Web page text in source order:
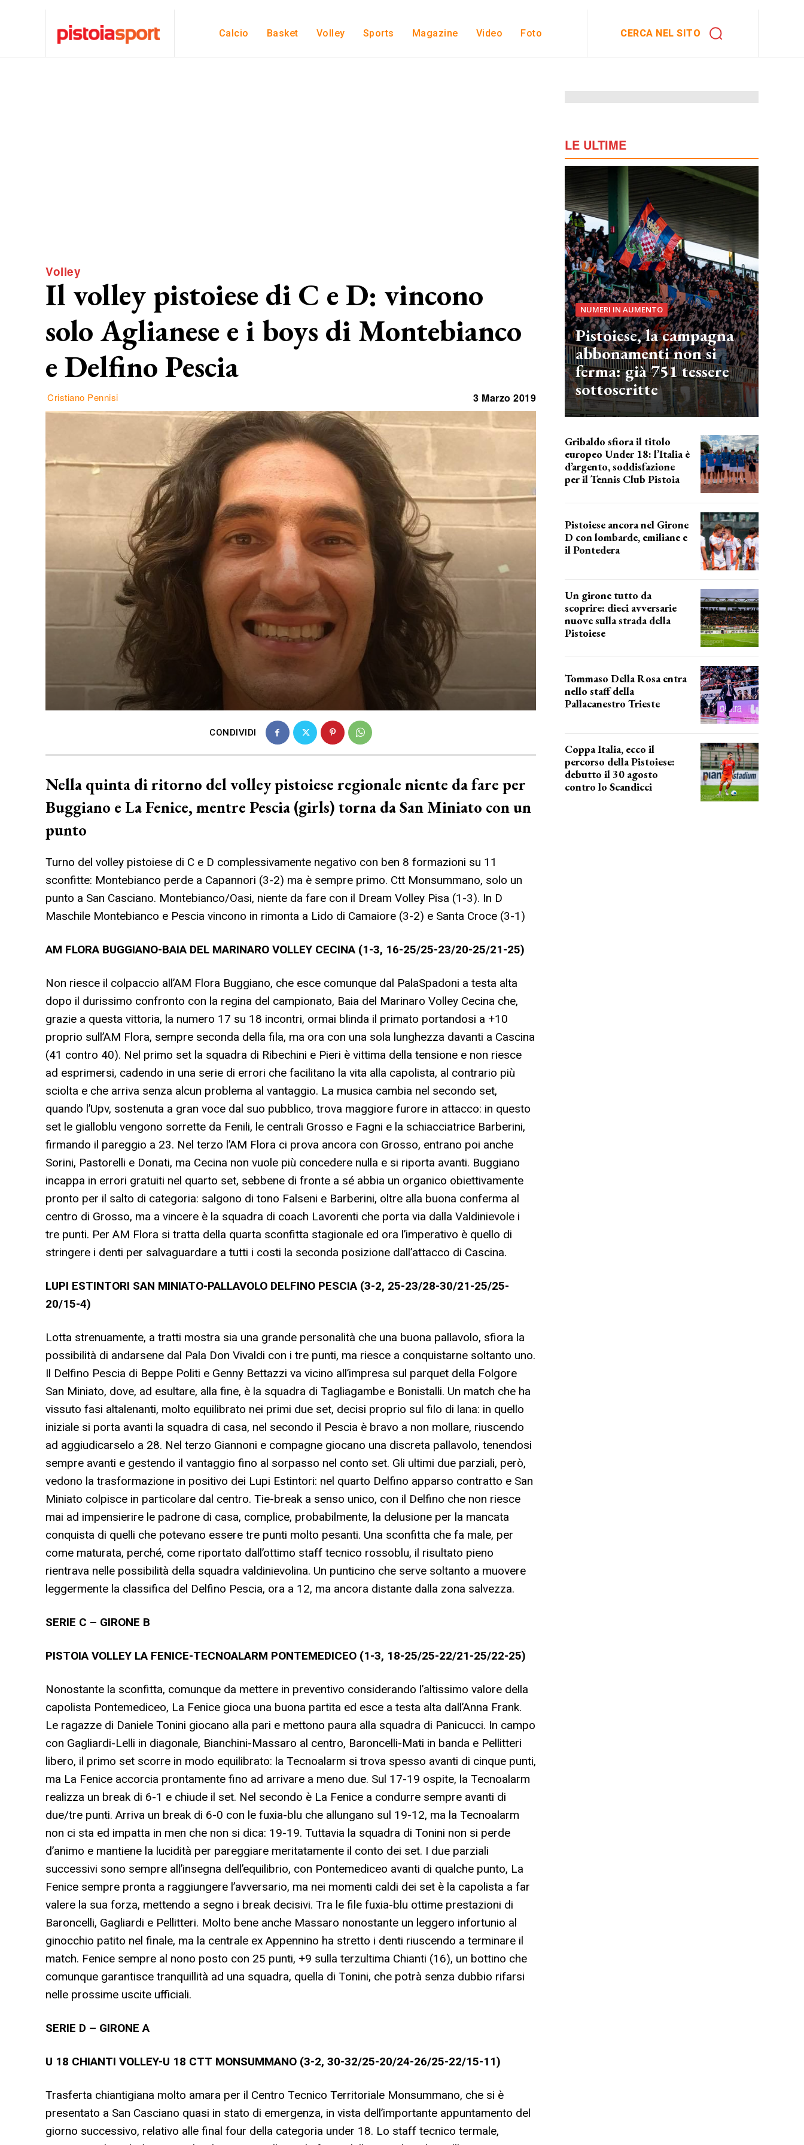
Calcio Basket Volley Sports Magazine Video Foto CERCA NEL SITO
Volley
Il volley pistoiese di C e D: vincono
solo Aglianese e i boys di Montebianco
e Delfino Pescia
Cristiano Pennisi 3 Marzo 2019
CONDIVIDI
Nella quinta di ritorno del volley pistoiese regionale niente da fare per
Buggiano e La Fenice, mentre Pescia (girls) torna da San Miniato con un
punto
Turno del volley pistoiese di C e D complessivamente negativo con ben 8 formazioni su 11
sconfitte: Montebianco perde a Capannori (3-2) ma è sempre primo. Ctt Monsummano, solo un
punto a San Casciano. Montebianco/Oasi, niente da fare con il Dream Volley Pisa (1-3). In D
Maschile Montebianco e Pescia vincono in rimonta a Lido di Camaiore (3-2) e Santa Croce (3-1)
AM FLORA BUGGIANO-BAIA DEL MARINARO VOLLEY CECINA (1-3, 16-25/25-23/20-25/21-25)
Non riesce il colpaccio all’AM Flora Buggiano, che esce comunque dal PalaSpadoni a testa alta
dopo il durissimo confronto con la regina del campionato, Baia del Marinaro Volley Cecina che,
grazie a questa vittoria, la numero 17 su 18 incontri, ormai blinda il primato portandosi a +10
proprio sull’AM Flora, sempre seconda della fila, ma ora con una sola lunghezza davanti a Cascina
(41 contro 40). Nel primo set la squadra di Ribechini e Pieri è vittima della tensione e non riesce
ad esprimersi, cadendo in una serie di errori che facilitano la vita alla capolista, al contrario più
sciolta e che arriva senza alcun problema al vantaggio. La musica cambia nel secondo set,
quando l’Upv, sostenuta a gran voce dal suo pubblico, trova maggiore furore in attacco: in questo
set le gialloblu vengono sorrette da Fenili, le centrali Grosso e Fagni e la schiacciatrice Barberini,
firmando il pareggio a 23. Nel terzo l’AM Flora ci prova ancora con Grosso, entrano poi anche
Sorini, Pastorelli e Donati, ma Cecina non vuole più concedere nulla e si riporta avanti. Buggiano
incappa in errori gratuiti nel quarto set, sebbene di fronte a sé abbia un organico obiettivamente
pronto per il salto di categoria: salgono di tono Falseni e Barberini, oltre alla buona conferma al
centro di Grosso, ma a vincere è la squadra di coach Lavorenti che porta via dalla Valdinievole i
tre punti. Per AM Flora si tratta della quarta sconfitta stagionale ed ora l’imperativo è quello di
stringere i denti per salvaguardare a tutti i costi la seconda posizione dall’attacco di Cascina.
LUPI ESTINTORI SAN MINIATO-PALLAVOLO DELFINO PESCIA (3-2, 25-23/28-30/21-25/25-
20/15-4)
Lotta strenuamente, a tratti mostra sia una grande personalità che una buona pallavolo, sfiora la
possibilità di andarsene dal Pala Don Vivaldi con i tre punti, ma riesce a conquistarne soltanto uno.
Il Delfino Pescia di Beppe Politi e Genny Bettazzi va vicino all’impresa sul parquet della Folgore
San Miniato, dove, ad esultare, alla fine, è la squadra di Tagliagambe e Bonistalli. Un match che ha
vissuto fasi altalenanti, molto equilibrato nei primi due set, decisi proprio sul filo di lana: in quello
iniziale si porta avanti la squadra di casa, nel secondo il Pescia è bravo a non mollare, riuscendo
ad aggiudicarselo a 28. Nel terzo Giannoni e compagne giocano una discreta pallavolo, tenendosi
sempre avanti e gestendo il vantaggio fino al sorpasso nel conto set. Gli ultimi due parziali, però,
vedono la trasformazione in positivo dei Lupi Estintori: nel quarto Delfino apparso contratto e San
Miniato colpisce in particolare dal centro. Tie-break a senso unico, con il Delfino che non riesce
mai ad impensierire le padrone di casa, complice, probabilmente, la delusione per la mancata
conquista di quelli che potevano essere tre punti molto pesanti. Una sconfitta che fa male, per
come maturata, perché, come riportato dall’ottimo staff tecnico rossoblu, il risultato pieno
rientrava nelle possibilità della squadra valdinievolina. Un punticino che serve soltanto a muovere
leggermente la classifica del Delfino Pescia, ora a 12, ma ancora distante dalla zona salvezza.
SERIE C – GIRONE B
PISTOIA VOLLEY LA FENICE-TECNOALARM PONTEMEDICEO (1-3, 18-25/25-22/21-25/22-25)
Nonostante la sconfitta, comunque da mettere in preventivo considerando l’altissimo valore della
capolista Pontemediceo, La Fenice gioca una buona partita ed esce a testa alta dall’Anna Frank.
Le ragazze di Daniele Tonini giocano alla pari e mettono paura alla squadra di Panicucci. In campo
con Gagliardi-Lelli in diagonale, Bianchini-Massaro al centro, Baroncelli-Mati in banda e Pellitteri
libero, il primo set scorre in modo equilibrato: la Tecnoalarm si trova spesso avanti di cinque punti,
ma La Fenice accorcia prontamente fino ad arrivare a meno due. Sul 17-19 ospite, la Tecnoalarm
realizza un break di 6-1 e chiude il set. Nel secondo è La Fenice a condurre sempre avanti di
due/tre punti. Arriva un break di 6-0 con le fuxia-blu che allungano sul 19-12, ma la Tecnoalarm
non ci sta ed impatta in men che non si dica: 19-19. Tuttavia la squadra di Tonini non si perde
d’animo e mantiene la lucidità per pareggiare meritatamente il conto dei set. I due parziali
successivi sono sempre all’insegna dell’equilibrio, con Pontemediceo avanti di qualche punto, La
Fenice sempre pronta a raggiungere l’avversario, ma nei momenti caldi dei set è la capolista a far
valere la sua forza, mettendo a segno i break decisivi. Tra le file fuxia-blu ottime prestazioni di
Baroncelli, Gagliardi e Pellitteri. Molto bene anche Massaro nonostante un leggero infortunio al
ginocchio patito nel finale, ma la centrale ex Appennino ha stretto i denti riuscendo a terminare il
match. Fenice sempre al nono posto con 25 punti, +9 sulla terzultima Chianti (16), un bottino che
comunque garantisce tranquillità ad una squadra, quella di Tonini, che potrà senza dubbio rifarsi
nelle prossime uscite ufficiali.
SERIE D – GIRONE A
U 18 CHIANTI VOLLEY-U 18 CTT MONSUMMANO (3-2, 30-32/25-20/24-26/25-22/15-11)
Trasferta chiantigiana molto amara per il Centro Tecnico Territoriale Monsummano, che si è
presentato a San Casciano quasi in stato di emergenza, in vista dell’importante appuntamento del
giorno successivo, relativo alle final four della categoria under 18. Lo staff tecnico termale,
LE ULTIME
NUMERI IN AUMENTO
Pistoiese, la campagna
abbonamenti non si
ferma: già 751 tessere
sottoscritte
Gribaldo sfiora il titolo
europeo Under 18: l’Italia è
d’argento, soddisfazione
per il Tennis Club Pistoia
Pistoiese ancora nel Girone
D con lombarde, emiliane e
il Pontedera
Un girone tutto da
scoprire: dieci avversarie
nuove sulla strada della
Pistoiese
Tommaso Della Rosa entra
nello staff della
Pallacanestro Trieste
Coppa Italia, ecco il
percorso della Pistoiese:
debutto il 30 agosto
contro lo Scandicci